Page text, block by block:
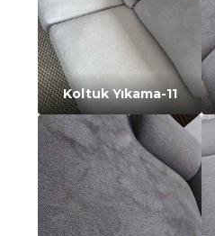
Koltuk Yıkama-11